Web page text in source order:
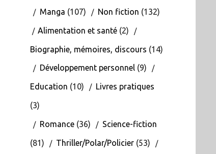
Manga (107) Non fiction (132)
Alimentation et santé(2)
Biographie, mémoires, discours (14)
Développement personnel(9)
Education (10) Livres pratiques
(3)
Romance(36) Science-fiction
(81) Thriller/Polar/Policier(53)